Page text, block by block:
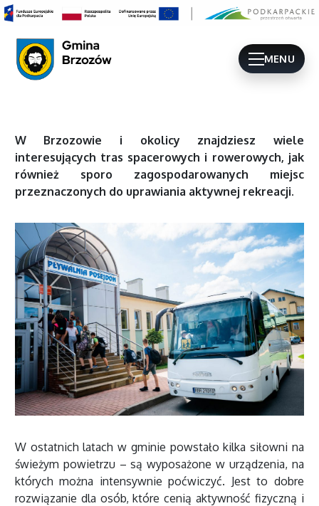
MENU
W Brzozowie i okolicy znajdziesz wiele
interesujących tras spacerowych i rowerowych, jak
również sporo zagospodarowanych miejsc
przeznaczonych do uprawiania aktywnej rekreacji.
W ostatnich latach w gminie powstało kilka siłowni na
świeżym powietrzu – są wyposażone w urządzenia, na
których można intensywnie poćwiczyć. Jest to dobre
rozwiązanie dla osób, które cenią aktywność fizyczną i